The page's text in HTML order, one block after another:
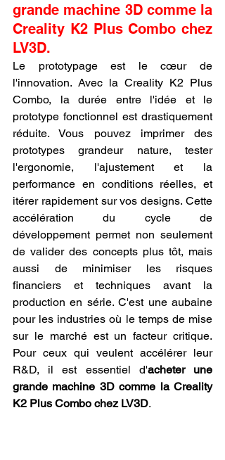
grande machine 3D comme la
Creality K2 Plus Combo chez
LV3D.
Le prototypage est le cœur de
l'innovation. Avec la Creality K2 Plus
Combo, la durée entre l'idée et le
prototype fonctionnel est drastiquement
réduite. Vous pouvez imprimer des
prototypes grandeur nature, tester
l'ergonomie, l'ajustement et la
performance en conditions réelles, et
itérer rapidement sur vos designs. Cette
accélération du cycle de
développement permet non seulement
de valider des concepts plus tôt, mais
aussi de minimiser les risques
financiers et techniques avant la
production en série. C'est une aubaine
pour les industries où le temps de mise
sur le marché est un facteur critique.
Pour ceux qui veulent accélérer leur
R&D, il est essentiel d'acheter une
grande machine 3D comme la Creality
K2 Plus Combo chez LV3D.